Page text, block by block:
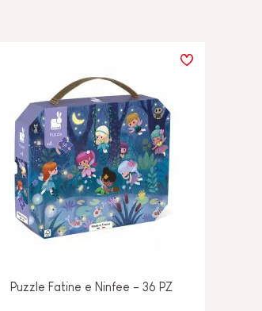
Puzzle Fatine e Ninfee - 36 PZ